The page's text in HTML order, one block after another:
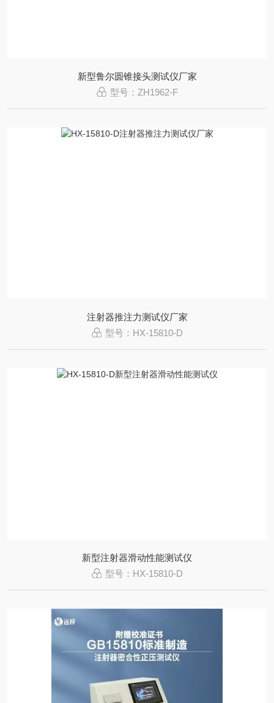
新型鲁尔圆锥接头测试仪厂家
型号：ZH1962-F
注射器推注力测试仪厂家
型号：HX-15810-D
新型注射器滑动性能测试仪
型号：HX-15810-D